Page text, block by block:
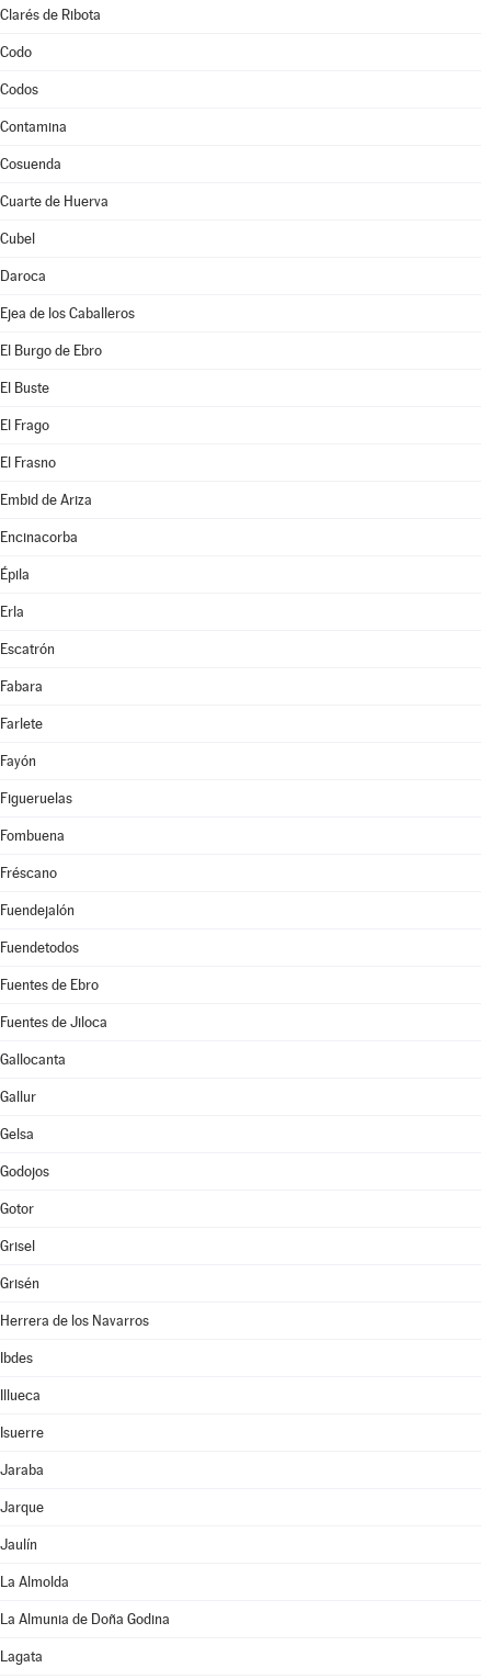
Clarés de Ribota
Codo
Codos
Contamina
Cosuenda
Cuarte de Huerva
Cubel
Daroca
Ejea de los Caballeros
El Burgo de Ebro
El Buste
El Frago
El Frasno
Embid de Ariza
Encinacorba
Épila
Erla
Escatrón
Fabara
Farlete
Fayón
Figueruelas
Fombuena
Fréscano
Fuendejalón
Fuendetodos
Fuentes de Ebro
Fuentes de Jiloca
Gallocanta
Gallur
Gelsa
Godojos
Gotor
Grisel
Grisén
Herrera de los Navarros
Ibdes
Illueca
Isuerre
Jaraba
Jarque
Jaulín
La Almolda
La Almunia de Doña Godina
Lagata